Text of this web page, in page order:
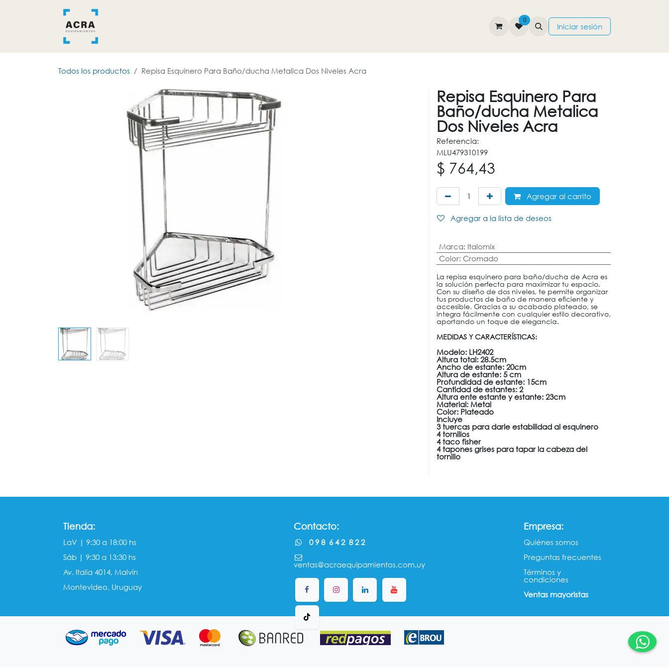
CONTÁCTENOS
0
Iniciar sesión
Todos los productos Repisa Esquinero Para Baño/ducha Metalica Dos Niveles Acra
Repisa Esquinero Para
Baño/ducha Metalica
Dos Niveles Acra
Referencia:
MLU479310199
$ 764,43
Agregar al carrito
Agregar a la lista de deseos
Marca: Italomix
Color: Cromado
La repisa esquinero para baño/ducha de Acra es
la solución perfecta para maximizar tu espacio.
Con su diseño de dos niveles, te permite organizar
tus productos de baño de manera eficiente y
accesible. Gracias a su acabado plateado, se
integra fácilmente con cualquier estilo decorativo,
aportando un toque de elegancia.
MEDIDAS Y CARACTERÍSTICAS:
Modelo: LH2402
Altura total: 28.5cm
Ancho de estante: 20cm
Altura de estante: 5 cm
Profundidad de estante: 15cm
Cantidad de estantes: 2
Altura ente estante y estante: 23cm
Material: Metal
Color: Plateado
Incluye
3 tuercas para darle estabilidad al esquinero
4 tornillos
4 taco fisher
4 tapones grises para tapar la cabeza del
tornillo
Empresa:
Quiénes somos​​
Preguntas frecuentes
Términos y
condiciones
Ventas mayorista​s
Tienda:
LaV | 9:30 a 18:00 hs
Sáb | 9:30 a 13:30 hs
Av. Italia 4014, Malvín
Montevideo, Uruguay
Contacto:
0 9 8 6 4 2 8 2 2
ventas@acraequipamientos.com.uy